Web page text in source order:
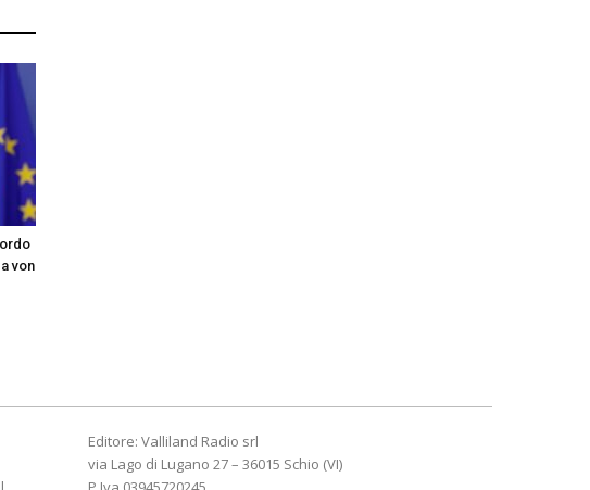
von
Editore: Valliland Radio srl
via Lago di Lugano 27 – 36015 Schio (VI)